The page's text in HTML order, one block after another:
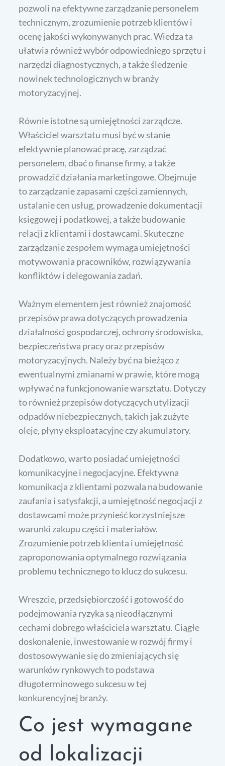
pozwoli na efektywne zarządzanie personelem
technicznym, zrozumienie potrzeb klientów i
ocenę jakości wykonywanych prac. Wiedza ta
ułatwia również wybór odpowiedniego sprzętu i
narzędzi diagnostycznych, a także śledzenie
nowinek technologicznych w branży
motoryzacyjnej.
Równie istotne są umiejętności zarządcze.
Właściciel warsztatu musi być w stanie
efektywnie planować pracę, zarządzać
personelem, dbać o finanse firmy, a także
prowadzić działania marketingowe. Obejmuje
to zarządzanie zapasami części zamiennych,
ustalanie cen usług, prowadzenie dokumentacji
księgowej i podatkowej, a także budowanie
relacji z klientami i dostawcami. Skuteczne
zarządzanie zespołem wymaga umiejętności
motywowania pracowników, rozwiązywania
konfliktów i delegowania zadań.
Ważnym elementem jest również znajomość
przepisów prawa dotyczących prowadzenia
działalności gospodarczej, ochrony środowiska,
bezpieczeństwa pracy oraz przepisów
motoryzacyjnych. Należy być na bieżąco z
ewentualnymi zmianami w prawie, które mogą
wpływać na funkcjonowanie warsztatu. Dotyczy
to również przepisów dotyczących utylizacji
odpadów niebezpiecznych, takich jak zużyte
oleje, płyny eksploatacyjne czy akumulatory.
Dodatkowo, warto posiadać umiejętności
komunikacyjne i negocjacyjne. Efektywna
komunikacja z klientami pozwala na budowanie
zaufania i satysfakcji, a umiejętność negocjacji z
dostawcami może przynieść korzystniejsze
warunki zakupu części i materiałów.
Zrozumienie potrzeb klienta i umiejętność
zaproponowania optymalnego rozwiązania
problemu technicznego to klucz do sukcesu.
Wreszcie, przedsiębiorczość i gotowość do
podejmowania ryzyka są nieodłącznymi
cechami dobrego właściciela warsztatu. Ciągłe
doskonalenie, inwestowanie w rozwój firmy i
dostosowywanie się do zmieniających się
warunków rynkowych to podstawa
długoterminowego sukcesu w tej
konkurencyjnej branży.
Co jest wymagane
od lokalizacji